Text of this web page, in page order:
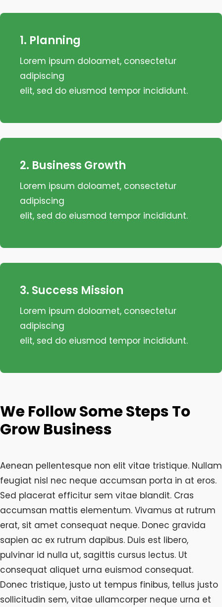
1. Planning
Lorem ipsum doloamet, consectetur
adipiscing
elit, sed do eiusmod tempor incididunt.
2. Business Growth
Lorem ipsum doloamet, consectetur
adipiscing
elit, sed do eiusmod tempor incididunt.
3. Success Mission
Lorem ipsum doloamet, consectetur
adipiscing
elit, sed do eiusmod tempor incididunt.
We Follow Some Steps To
Grow Business
Aenean pellentesque non elit vitae tristique. Nullam
feugiat nisl nec neque accumsan porta in at eros.
Sed placerat efficitur sem vitae blandit. Cras
accumsan mattis elementum. Vivamus at rutrum
erat, sit amet consequat neque. Donec gravida
sapien ac ex rutrum dapibus. Duis est libero,
pulvinar id nulla ut, sagittis cursus lectus. Ut
consequat aliquet urna euismod consequat.
Donec tristique, justo ut tempus finibus, tellus justo
sollicitudin sem, vitae ullamcorper neque urna et